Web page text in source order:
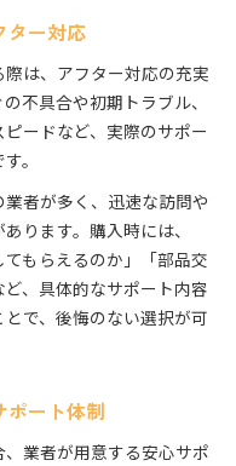
ター対応
は、アフター対応の充実
不具合や初期トラブル、
ードなど、実際のサポー
。
者が多く、迅速な訪問や
ります。購入時には、
てもらえるのか」「部品交
、具体的なサポート内容
で、後悔のない選択が可
ポート体制
業者が用意する安心サポ